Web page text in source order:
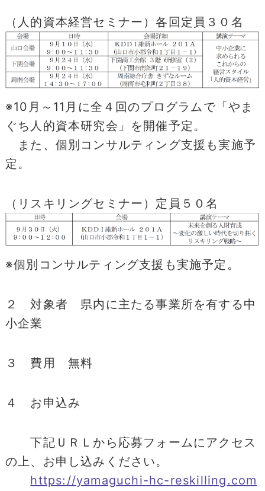
（人的資本経営セミナー）各回定員３０名
※10月～11月に全４回のプログラムで「やま
ぐち人的資本研究会」を開催予定。
また、個別コンサルティング支援も実施予
定。
（リスキリングセミナー）定員５０名
※個別コンサルティング支援も実施予定。
２ 対象者 県内に主たる事業所を有する中
小企業
３ 費用 無料
４ お申込み
下記ＵＲＬから応募フォームにアクセス
の上、お申し込みください。
https://yamaguchi-hc-reskilling.com